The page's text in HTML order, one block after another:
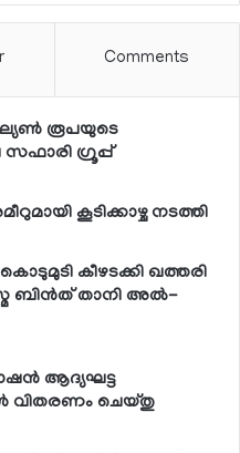
Comments
രൂപയുടെ
ഗ്രൂപ്പ്
കൂടിക്കാഴ്ച നടത്തി
കീഴടക്കി ഖത്തരി
ബിന്‍ത് താനി അല്‍-
ആദ്യഘട്ട
വിതരണം ചെയ്തു